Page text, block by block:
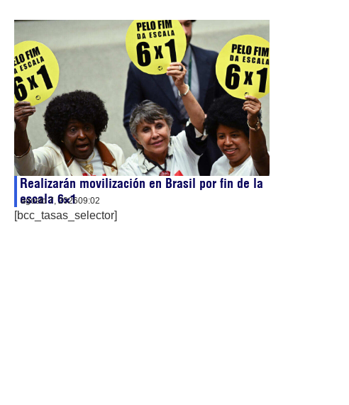
Realizarán movilización en Brasil por fin de la
escala 6×1
agosto 7, 202609:02
[bcc_tasas_selector]